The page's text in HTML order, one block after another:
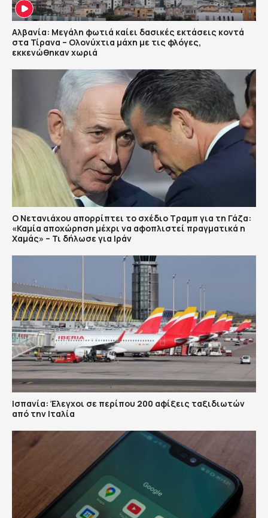
Αλβανία: Μεγάλη φωτιά καίει δασικές εκτάσεις κοντά
στα Τίρανα – Ολονύχτια μάχη με τις φλόγες,
εκκενώθηκαν χωριά
Ο Νετανιάχου απορρίπτει το σχέδιο Τραμπ για τη Γάζα:
«Καμία αποχώρηση μέχρι να αφοπλιστεί πραγματικά η
Χαμάς» – Τι δήλωσε για Ιράν
Ισπανία: Έλεγχοι σε περίπου 200 αφίξεις ταξιδιωτών
από την Ιταλία